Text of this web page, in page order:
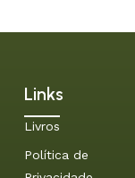
Links
Livros
Política de